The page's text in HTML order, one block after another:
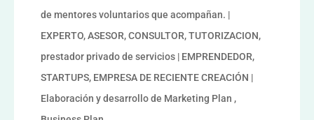
de mentores voluntarios que acompañan. |
EXPERTO, ASESOR, CONSULTOR, TUTORIZACION,
prestador privado de servicios | EMPRENDEDOR,
STARTUPS, EMPRESA DE RECIENTE CREACIÓN |
Elaboración y desarrollo de Marketing Plan ,